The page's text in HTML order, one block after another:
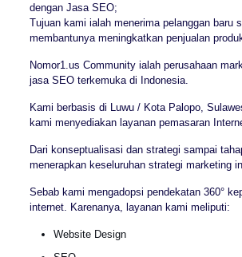
dengan Jasa SEO;
Tujuan kami ialah menerima pelanggan baru
membantunya meningkatkan penjualan
Nomor1.us Community ialah perusahaan
jasa SEO terkemuka di Indonesia.
Kami berbasis di Luwu / Kota Palopo,
kami menyediakan layanan pemasaran
Dari konseptualisasi dan strategi sampai
menerapkan keseluruhan strategi marketing
Sebab kami mengadopsi pendekatan 360°
internet. Karenanya, layanan kami meliputi:
Website Design